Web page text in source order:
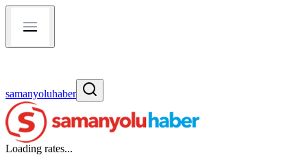
samanyoluhaber
Loading rates...